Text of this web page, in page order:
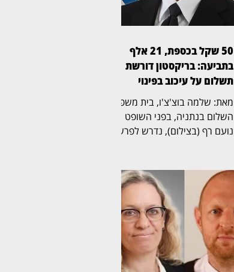
50 שקל בכספת, 21 אלף
בתביעה: בריקסטון דורשת
תשלום על עיכוב בפינוי
מאת: שלמה בוצ'צ'ו, בית משפט
השלום בנתניה, בפני השופט
נועם רף (בצילום), נדרש לפרשה
שטר בודד של 50 שקל,
והתגלגלה לשני הליכים משפטיים
נפרדים. בריקסטון כספות פעלה
תחילה לפינוי הכספת, ובהמשך
הגישה תביעה כספית בדרישה
לתשלום של יותר מ־21 אלף שקל.
לטענת בריקסטון, רבקה פינטו